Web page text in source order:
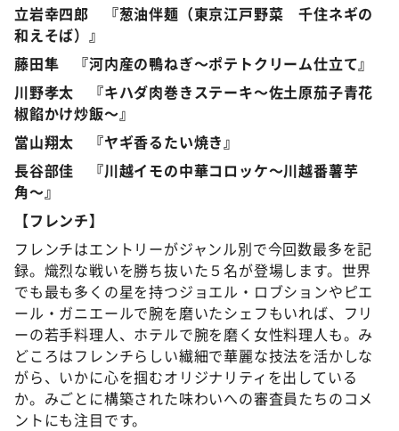
立岩幸四郎 『葱油伴麺（東京江戸野菜 千住ネギの
和えそば）』
藤田隼 『河内産の鴨ねぎ〜ポテトクリーム仕立て』
川野孝太 『キハダ肉巻きステーキ〜佐土原茄子青花
椒餡かけ炒飯〜』
當山翔太 『ヤギ香るたい焼き』
長谷部佳 『川越イモの中華コロッケ〜川越番薯芋
角〜』
【フレンチ】
フレンチはエントリーがジャンル別で今回数最多を記
録。熾烈な戦いを勝ち抜いた５名が登場します。世界
でも最も多くの星を持つジョエル・ロブションやピエ
ール・ガニエールで腕を磨いたシェフもいれば、フリ
ーの若手料理人、ホテルで腕を磨く女性料理人も。み
どころはフレンチらしい繊細で華麗な技法を活かしな
がら、いかに心を掴むオリジナリティを出している
か。みごとに構築された味わいへの審査員たちのコメ
ントにも注目です。